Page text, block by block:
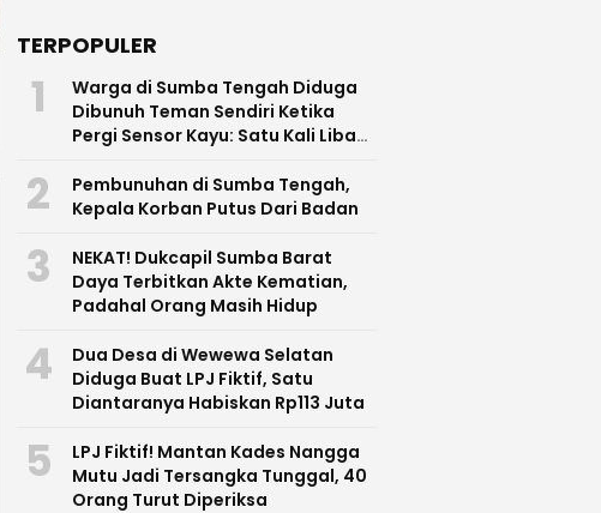
TERPOPULER
1
Warga di Sumba Tengah Diduga
Dibunuh Teman Sendiri Ketika
Pergi Sensor Kayu: Satu Kali Libas,
Tanah
2
Pembunuhan di Sumba Tengah,
Kepala Korban Putus Dari Badan
3
NEKAT! Dukcapil Sumba Barat
Daya Terbitkan Akte Kematian,
Padahal Orang Masih Hidup
4
Dua Desa di Wewewa Selatan
Diduga Buat LPJ Fiktif, Satu
Diantaranya Habiskan Rp113 Juta
5
LPJ Fiktif! Mantan Kades Nangga
Mutu Jadi Tersangka Tunggal, 40
Orang Turut Diperiksa